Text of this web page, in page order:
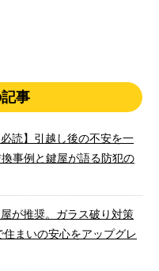
事
読】引越し後の不安を一
事例と鍵屋が語る防犯の
が推奨。ガラス破り対策
まいの安心をアップグレ